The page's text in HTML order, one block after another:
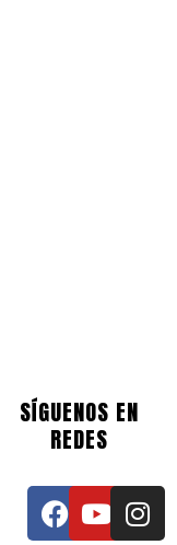
SÍGUENOS EN
REDES